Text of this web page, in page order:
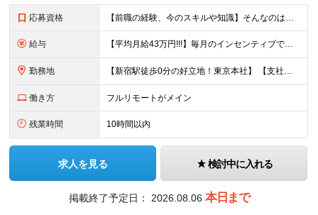
応募資格 【前職の経験、今のスキルや知識】そんなのはどうでも良い！ 挑戦する人を歓迎し、人生の選択肢を増やせる会社です。 ／ 挑戦する者を応援する会社 ーChallenge Yourselfー ＼ ＃未経
給与 【平均月給43万円!!!】毎月のインセンティブで報酬アップ！ 月給32万円＋賞与＋インセンティブ賞与 === ※研修期間中の給与 〇経験者（マーケティング・営業・対人業務経験者） ＞月給27万
勤務地 【新宿駅徒歩0分の好立地！東京本社】 【支社：東京・大阪・名古屋・福岡】で募集！ ※転勤なし！ ★東京本社 東京都新宿区新宿4-1-6 JR新宿ミライナタワー18F ★虎ノ門支社 東京都港区虎ノ門
働き方 フルリモートがメイン
残業時間 10時間以内
求人を見る 検討中に入れる
掲載終了予定日： 2026.08.06 本日まで